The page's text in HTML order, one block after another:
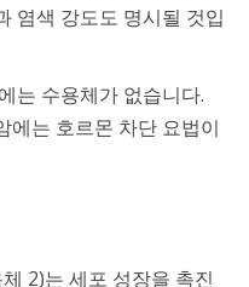
염색 강도도 명시될 것입
는 수용체가 없습니다.
에는 호르몬 차단 요법이
2)는 세포 성장을 촉진